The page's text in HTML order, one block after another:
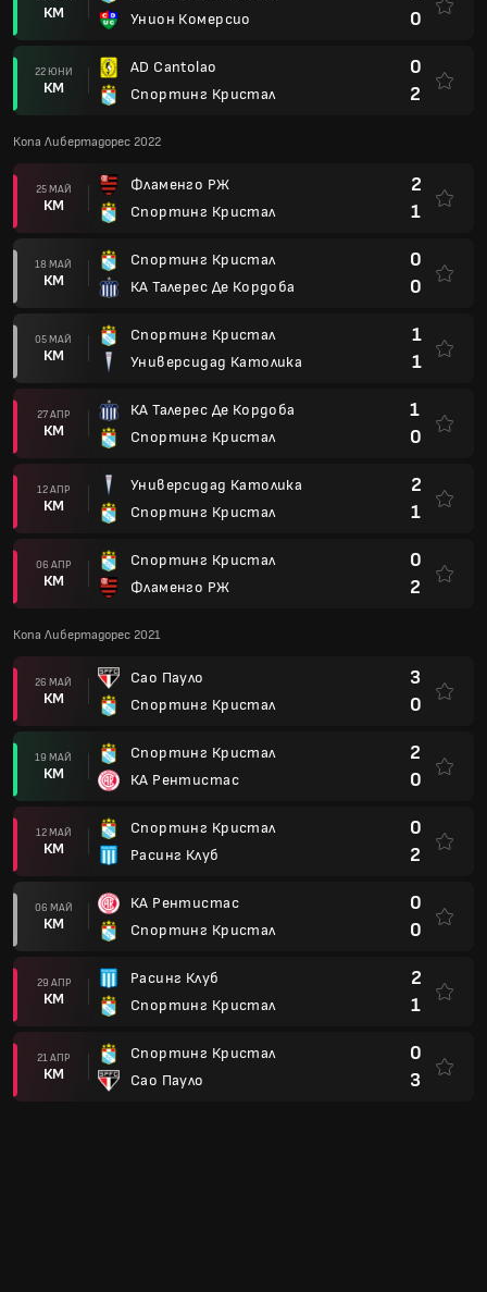
КМ
Унион Комерсио
0
22 ЮНИ
КМ
AD Cantolao
Спортинг Кристал
0
2
Копа Либертадорес 2022
25 МАЙ
КМ
Фламенго РЖ
Спортинг Кристал
2
1
18 МАЙ
КМ
Спортинг Кристал
КА Талерес Де Кордоба
0
0
05 МАЙ
КМ
Спортинг Кристал
Универсидад Католика
1
1
27 АПР
КМ
КА Талерес Де Кордоба
Спортинг Кристал
1
0
12 АПР
КМ
Универсидад Католика
Спортинг Кристал
2
1
06 АПР
КМ
Спортинг Кристал
Фламенго РЖ
0
2
Копа Либертадорес 2021
26 МАЙ
КМ
Сао Пауло
Спортинг Кристал
3
0
19 МАЙ
КМ
Спортинг Кристал
КА Рентистас
2
0
12 МАЙ
КМ
Спортинг Кристал
Расинг Клуб
0
2
06 МАЙ
КМ
КА Рентистас
Спортинг Кристал
0
0
29 АПР
КМ
Расинг Клуб
Спортинг Кристал
2
1
21 АПР
КМ
Спортинг Кристал
Сао Пауло
0
3